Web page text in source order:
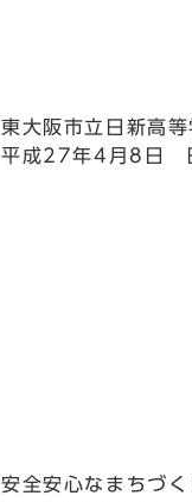
東大阪市立日新高
平成27年4月8日
安全安心なまちづ